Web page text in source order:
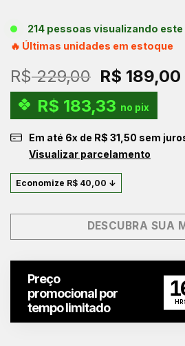
214 pessoas visualizando
🔥 Últimas unidades em estoque
R$229,00 O
preço
original
era:
R$
R$ 189,00
R$ 183,33 no pix
Em até 6x de R$ 31,50 sem
Visualizar parcelamento
Economize R$ 40,00 ↓
DESCUBRA SUA
Preço
promocional por
tempo limitado